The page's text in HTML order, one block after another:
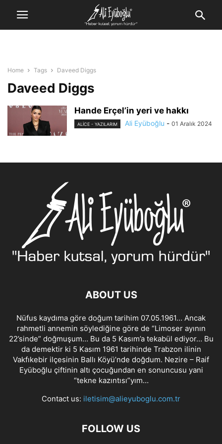
Home Tags Daveed Diggs
Daveed Diggs
Hande Erçel’in yeri ve hakkı
ALİCE - YAZILARIM Ali Eyüboğlu - 01 Aralık 2024
ABOUT US
Nüfus kaydıma göre doğum tarihim 07.05.1961… Ancak
rahmetli annemin söylediğine göre de “Limoser ayının
22’sinde” doğmuşum… Bu da 5 Kasım’a tekabül ediyor… Bu
da demektir ki 5 Kasım 1961 tarihinde Trabzon ilinin
Vakfıkebir ilçesinin Ballı Köyü’nde doğdum. Nezire – Raif
Eyüboğlu çiftinin altı çocuğundan en sonuncusu yani
“tekne kazıntısı”yım…
Contact us: iletisim@alieyuboglu.com.tr
FOLLOW US